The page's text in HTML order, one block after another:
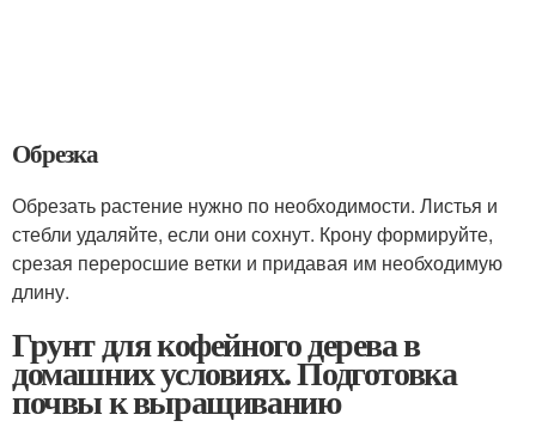
Обрезка
Обрезать растение нужно по необходимости. Листья и
стебли удаляйте, если они сохнут. Крону формируйте,
срезая переросшие ветки и придавая им необходимую
длину.
Грунт для кофейного дерева в
домашних условиях. Подготовка
почвы к выращиванию